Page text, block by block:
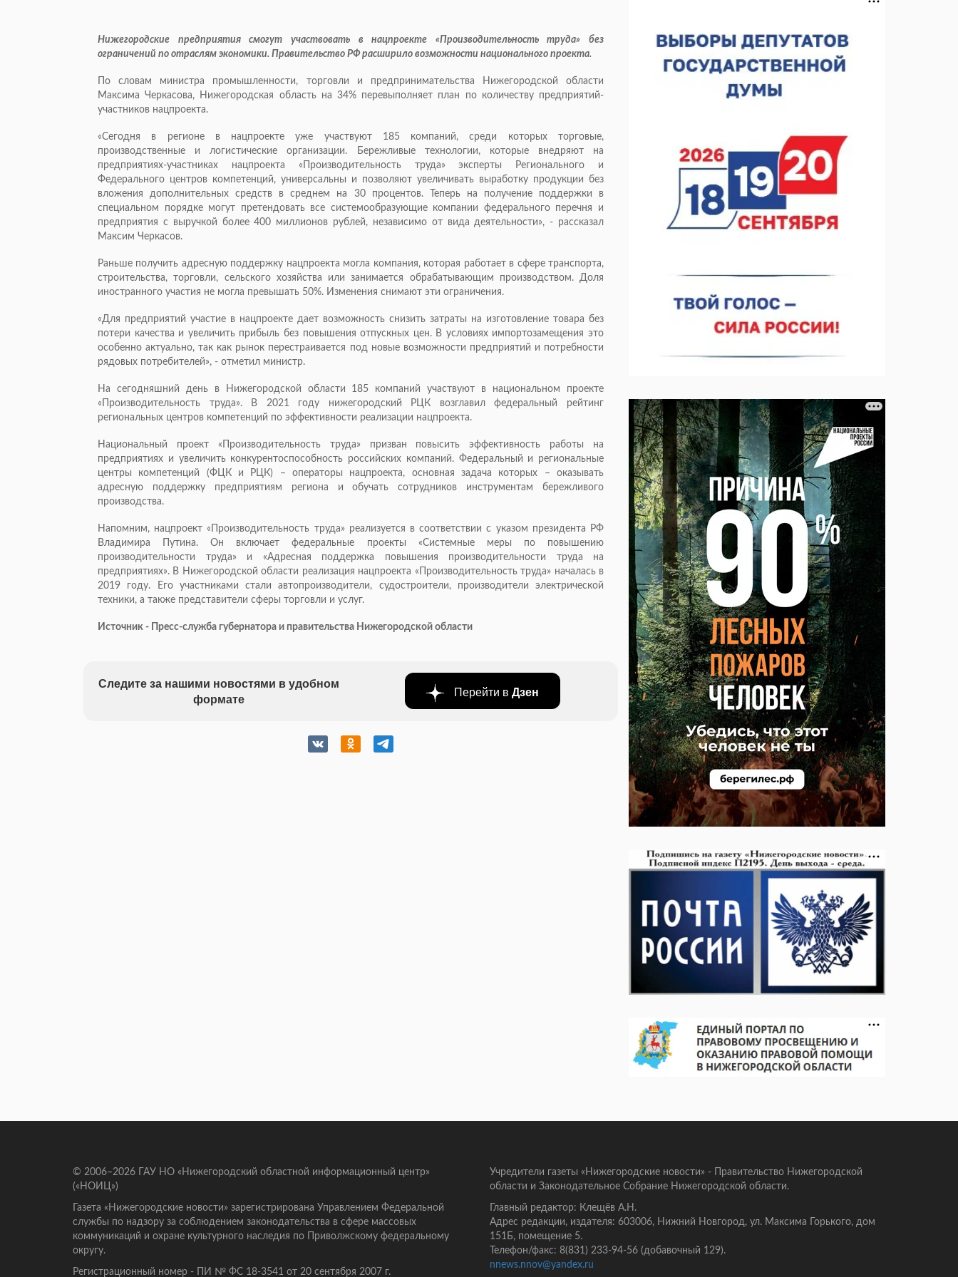
Нижегородские предприятия смогут участвовать в нацпроекте «Производительность труда» без
ограничений по отраслям экономики. Правительство РФ расширило возможности национального проекта.
По словам министра промышленности, торговли и предпринимательства Нижегородской области
Максима Черкасова, Нижегородская область на 34% перевыполняет план по количеству предприятий-
участников нацпроекта.
«Сегодня в регионе в нацпроекте уже участвуют 185 компаний, среди которых торговые,
производственные и логистические организации. Бережливые технологии, которые внедряют на
предприятиях-участниках нацпроекта «Производительность труда» эксперты Регионального и
Федерального центров компетенций, универсальны и позволяют увеличивать выработку продукции без
вложения дополнительных средств в среднем на 30 процентов. Теперь на получение поддержки в
специальном порядке могут претендовать все системообразующие компании федерального перечня и
предприятия с выручкой более 400 миллионов рублей, независимо от вида деятельности», - рассказал
Максим Черкасов.
Раньше получить адресную поддержку нацпроекта могла компания, которая работает в сфере транспорта,
строительства, торговли, сельского хозяйства или занимается обрабатывающим производством. Доля
иностранного участия не могла превышать 50%. Изменения снимают эти ограничения.
«Для предприятий участие в нацпроекте дает возможность снизить затраты на изготовление товара без
потери качества и увеличить прибыль без повышения отпускных цен. В условиях импортозамещения это
особенно актуально, так как рынок перестраивается под новые возможности предприятий и потребности
рядовых потребителей», - отметил министр.
На сегодняшний день в Нижегородской области 185 компаний участвуют в национальном проекте
«Производительность труда». В 2021 году нижегородский РЦК возглавил федеральный рейтинг
региональных центров компетенций по эффективности реализации нацпроекта.
Национальный проект «Производительность труда» призван повысить эффективность работы на
предприятиях и увеличить конкурентоспособность российских компаний. Федеральный и региональные
центры компетенций (ФЦК и РЦК) – операторы нацпроекта, основная задача которых – оказывать
адресную поддержку предприятиям региона и обучать сотрудников инструментам бережливого
производства.
Напомним, нацпроект «Производительность труда» реализуется в соответствии с указом президента РФ
Владимира Путина. Он включает федеральные проекты «Системные меры по повышению
производительности труда» и «Адресная поддержка повышения производительности труда на
предприятиях». В Нижегородской области реализация нацпроекта «Производительность труда» началась в
2019 году. Его участниками стали автопроизводители, судостроители, производители электрической
техники, а также представители сферы торговли и услуг.
Источник - Пресс-служба губернатора и правительства Нижегородской области
Следите за нашими новостями в удобном
формате
Перейти в Дзен
06.08.2026 15:26
Видели ночь, бежали всю ночь... На
Нижневолжской набережной прошел необычный
06.08.2026 15:05
Нижегородские хирурги выполнили трансоральную
операцию на щитовидной железе
06.08.2026 15:03
© 2006–2026 ГАУ НО «Нижегородский областной информационный центр»
(«НОИЦ»)
Газета «Нижегородские новости» зарегистрирована Управлением Федеральной
службы по надзору за соблюдением законодательства в сфере массовых
коммуникаций и охране культурного наследия по Приволжскому федеральному
округу.
Регистрационный номер - ПИ № ФС 18-3541 от 20 сентября 2007 г.
Учредители газеты «Нижегородские новости» - Правительство Нижегородской
области и Законодательное Собрание Нижегородской области.
Главный редактор: Клещёв А.Н.
Адрес редакции, издателя: 603006, Нижний Новгород, ул. Максима Горького, дом
151Б, помещение 5.
Телефон/факс: 8(831) 233-94-56 (добавочный 129).
nnews.nnov@yandex.ru